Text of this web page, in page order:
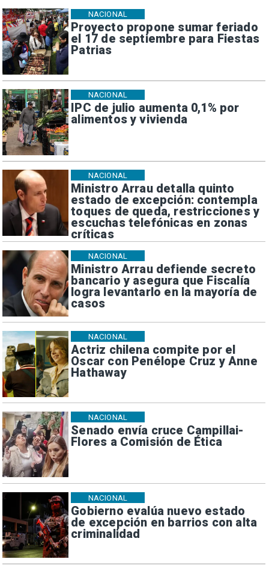
Proyecto propone sumar feriado
el 17 de septiembre para Fiestas
Patrias
NACIONAL
IPC de julio aumenta 0,1% por
alimentos y vivienda
NACIONAL
Ministro Arrau detalla quinto
estado de excepción: contempla
toques de queda, restricciones y
escuchas telefónicas en zonas
críticas
NACIONAL
Ministro Arrau defiende secreto
bancario y asegura que Fiscalía
logra levantarlo en la mayoría de
casos
NACIONAL
Actriz chilena compite por el
Oscar con Penélope Cruz y Anne
Hathaway
NACIONAL
Senado envía cruce Campillai-
Flores a Comisión de Ética
NACIONAL
Gobierno evalúa nuevo estado
de excepción en barrios con alta
criminalidad
NACIONAL